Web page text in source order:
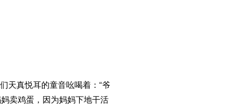
天真悦耳的童音吆喝着：“爷
卖鸡蛋，因为妈妈下地干活